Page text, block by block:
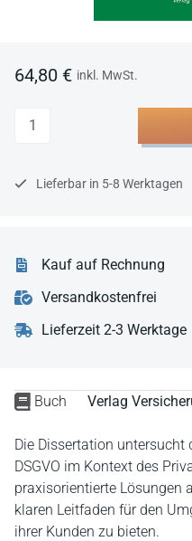
Buch Verlag
Die Dissertation untersucht
DSGVO im Kontext des
praxisorientierte Lösungen
klaren Leitfaden für den
ihrer Kunden zu bieten.
64,80 € inkl. MwSt.
Anzahl
Lieferbar in 5-8 Werktagen
Kauf auf Rechnung
Versandkostenfrei
Lieferzeit 2-3 Werktage